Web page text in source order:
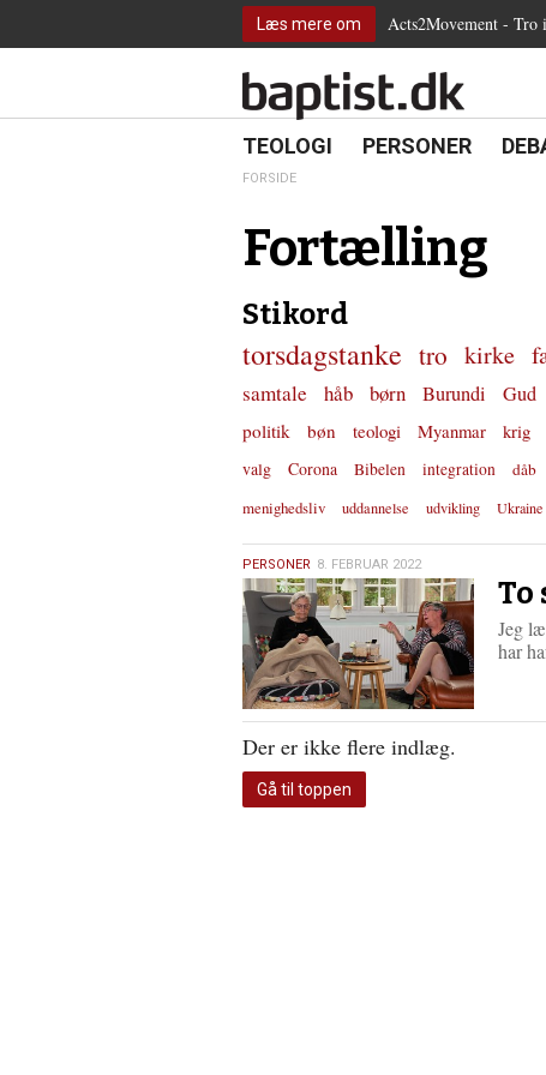
gå
for
6.0:
Internationalt
Læs mere om Acts2Movement - Tro
18.0:
TEOLOGI 19.0:
PERSONER
FORSIDE
Fortælling
Stikord
torsdagstanke tro kirke
samtale håb børn Burundi Gud
politik
bøn teologi Myanmar krig
valg
Corona Bibelen integration dåb
menighedsliv
uddannelse udvikling Ukraine
8.
februar
2022
PERSONER 8. FEBRUAR 2022
To
Jeg
har
Der er ikke flere indlæg.
Gå til toppen